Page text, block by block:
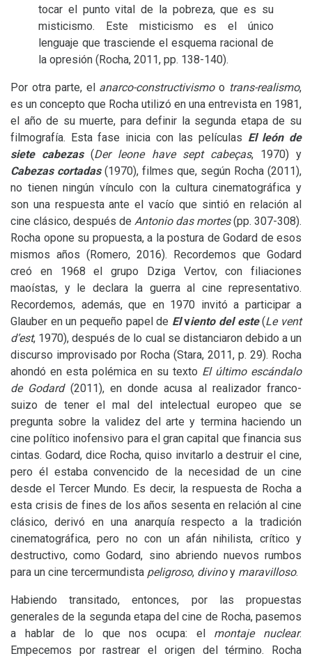
tocar el punto vital de la pobreza, que es su
misticismo. Este misticismo es el único
lenguaje que trasciende el esquema racional de
la opresión (Rocha, 2011, pp. 138-140).
Por otra parte, el anarco-constructivismoo trans-realismo,
es un concepto que Rocha utilizó en una entrevista en 1981,
el año de su muerte, para definir la segunda etapa de su
filmografía. Esta fase inicia con las películas El león de
siete cabezas(Der leone have sept cabeças, 1970) y
Cabezas cortadas(1970), filmes que, según Rocha (2011),
no tienen ningún vínculo con la cultura cinematográfica y
son una respuesta ante el vacío que sintió en relación al
cine clásico, después de Antonio das mortes(pp. 307-308).
Rocha opone su propuesta, a la postura de Godard de esos
mismos años (Romero, 2016). Recordemos que Godard
creó en 1968 el grupo Dziga Vertov, con filiaciones
maoístas, y le declara la guerra al cine representativo.
Recordemos, además, que en 1970 invitó a participar a
Glauber en un pequeño papel de Elviento del este(Le vent
d’est, 1970), después de lo cual se distanciaron debido a un
discurso improvisado por Rocha (Stara, 2011, p. 29). Rocha
ahondó en esta polémica en su texto El último escándalo
de Godard (2011), en donde acusa al realizador franco-
suizo de tener el mal del intelectual europeo que se
pregunta sobre la validez del arte y termina haciendo un
cine político inofensivo para el gran capital que financia sus
cintas. Godard, dice Rocha, quiso invitarlo a destruir el cine,
pero él estaba convencido de la necesidad de un cine
desde el Tercer Mundo. Es decir, la respuesta de Rocha a
esta crisis de fines de los años sesenta en relación al cine
clásico, derivó en una anarquía respecto a la tradición
cinematográfica, pero no con un afán nihilista, crítico y
destructivo, como Godard, sino abriendo nuevos rumbos
para un cine tercermundista peligroso, divinoy maravilloso.
Habiendo transitado, entonces, por las propuestas
generales de la segunda etapa del cine de Rocha, pasemos
a hablar de lo que nos ocupa: el montaje nuclear.
Empecemos por rastrear el origen del término. Rocha